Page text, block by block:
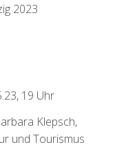
2023
19 Uhr
Klepsch,
und Tourismus